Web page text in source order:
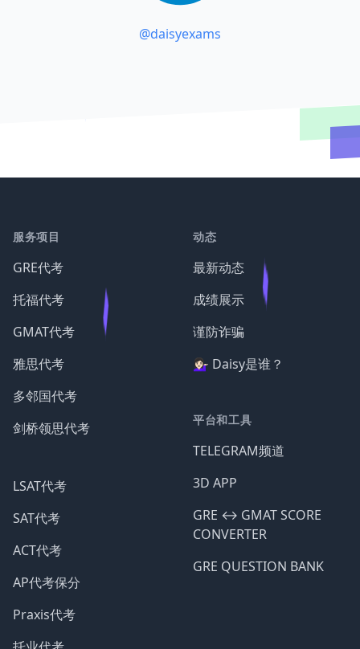
@daisyexams
服务项目
GRE代考
托福代考
GMAT代考
雅思代考
多邻国代考
剑桥领思代考
LSAT代考
SAT代考
ACT代考
AP代考保分
Praxis代考
动态
最新动态
成绩展示
谨防诈骗
💁🏻‍♀️ Daisy是谁？
平台和工具
TELEGRAM频道
3D APP
GRE ↔️ GMAT SCORE
CONVERTER
GRE QUESTION BANK